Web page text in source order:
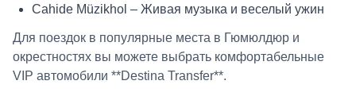
Cahide Müzikhol – Живая музыка и веселый ужин
Для поездок в популярные места в Гюмюлдюр и
окрестностях вы можете выбрать комфортабельные
VIP автомобили **Destina Transfer**.